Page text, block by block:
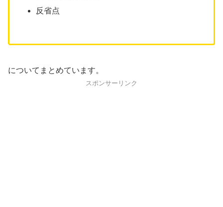
反省点
についてまとめています。
スポンサーリンク